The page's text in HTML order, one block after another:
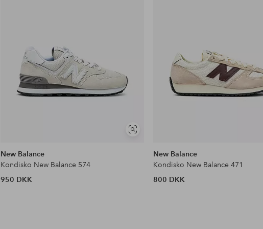
Se
New Balance
Kondisko New Balance 574
950 DKK
New Balance
Kondisko New Balance 471
800 DKK